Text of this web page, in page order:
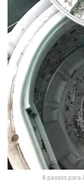
8 passos para